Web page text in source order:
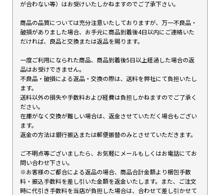
が合わない等）はお受けいたしかねますのでご了承下さい。
商品の品質については充分注意いたしておりますが、万一不良品・
破損がありました場合、お手元に商品到着後4日以内にご連絡いた
だければ、良品と交換または返品を賜ります。
一度ご利用になられた商品、商品到着後5日以上経過した場合の返
品はお受けできません。
不良品・破損による返品・交換の際は、送料を弊社にて負担いたし
ます。
送料以外の損失や手数料および経費は負担しかねますのでご了承く
ださい。
在庫がなく交換が難しい場合は、返金させていただく場合もござい
ます。
返金の方法は銀行振込または郵便振替のみとさせていただきます。
ご不明点等ございましたら、お気軽にメールもしくはお電話にてお
問い合わせ下さい。
※お客様のご都合による返品の場合、商品合計金額より梱包手数
料・振込手数料を差し引いた金額を返金いたします。また、ご注文
時に代引き手数料を当店が負担した場合は、合わせて差し引かせて